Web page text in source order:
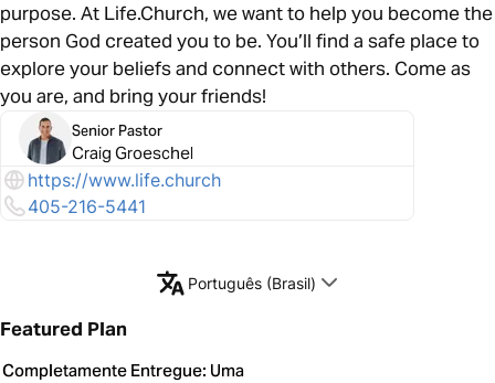
purpose. At Life.Church, we want to help you become the
person God created you to be. You’ll find a safe place to
explore your beliefs and connect with others. Come as
you are, and bring your friends!
Senior Pastor
Craig Groeschel
https://www.life.church
405-216-5441
Português (Brasil)
Featured Plan
Completamente Entregue: Uma